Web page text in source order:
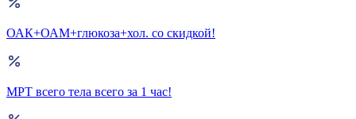
ОАК+ОАМ+глюкоза+хол. со скидкой!
МРТ всего тела всего за 1 час!